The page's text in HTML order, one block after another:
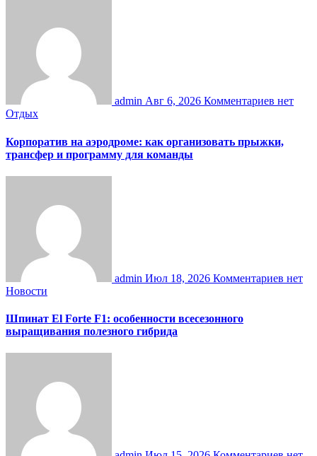
admin Авг 6, 2026 Комментариев нет
Отдых
Корпоратив на аэродроме: как организовать прыжки,
трансфер и программу для команды
admin Июл 18, 2026 Комментариев нет
Новости
Шпинат El Forte F1: особенности всесезонного
выращивания полезного гибрида